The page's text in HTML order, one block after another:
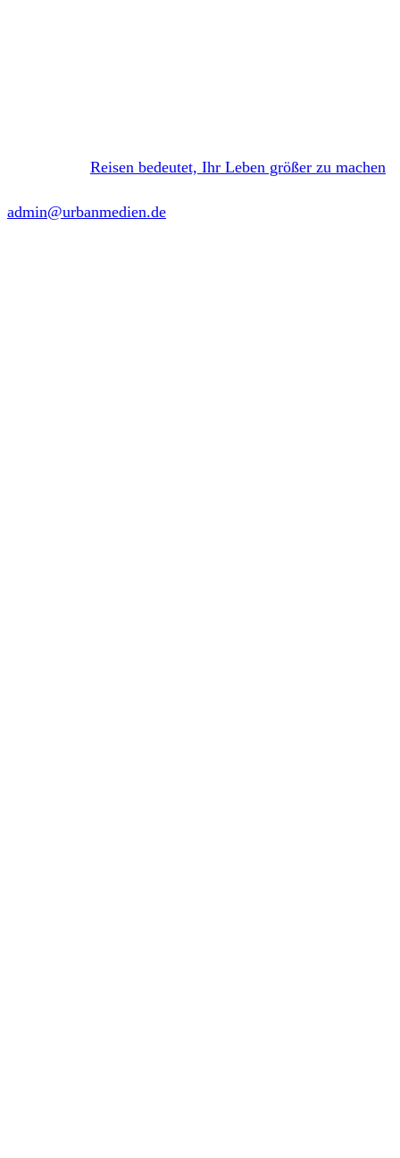
Reisen bedeutet, Ihr Leben größer zu machen
admin@urbanmedien.de